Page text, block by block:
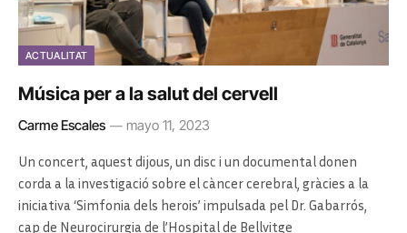
ACTUALITAT
Música per a la salut del cervell
Carme Escales mayo 11, 2023
Un concert, aquest dijous, un disc i un documental donen
corda a la investigació sobre el càncer cerebral, gràcies a la
iniciativa ‘Simfonia dels herois’ impulsada pel Dr. Gabarrós,
cap de Neurocirurgia de l’Hospital de Bellvitge